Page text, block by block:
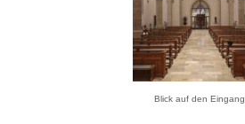
Blick auf den Eingang